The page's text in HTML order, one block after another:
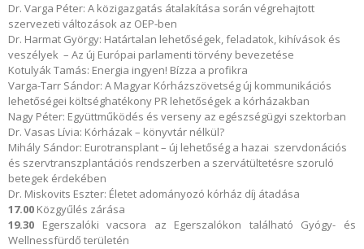
Dr. Varga Péter: A közigazgatás átalakítása során végrehajtott
szervezeti változások az OEP-ben
Dr. Harmat György: Határtalan lehetőségek, feladatok, kihívások és
veszélyek – Az új Európai parlamenti törvény bevezetése
Kotulyák Tamás: Energia ingyen! Bízza a profikra
Varga-Tarr Sándor: A Magyar Kórházszövetség új kommunikációs
lehetőségei költséghatékony PR lehetőségek a kórházakban
Nagy Péter: Együttműködés és verseny az egészségügyi szektorban
Dr. Vasas Lívia: Kórházak – könyvtár nélkül?
Mihály Sándor: Eurotransplant – új lehetőség a hazai szervdonációs
és szervtranszplantációs rendszerben a szervátültetésre szoruló
betegek érdekében
Dr. Miskovits Eszter: Életet adományozó kórház díj átadása
17.00 Közgyűlés zárása
19.30 Egerszalóki vacsora az Egerszalókon található Gyógy- és
Wellnessfürdő területén